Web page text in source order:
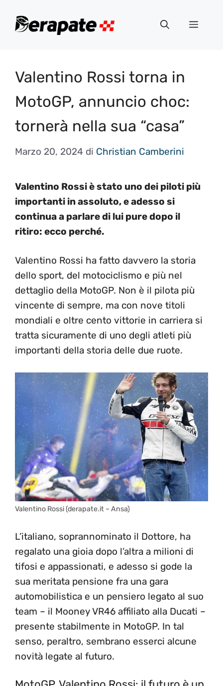
Menu
Valentino Rossi torna in
MotoGP, annuncio choc:
tornerà nella sua “casa”
Marzo 20, 2024 di Christian Camberini
Valentino Rossi è stato uno dei piloti più
importanti in assoluto, e adesso si
continua a parlare di lui pure dopo il
ritiro: ecco perché.
Valentino Rossi ha fatto davvero la storia
dello sport, del motociclismo e più nel
dettaglio della MotoGP. Non è il pilota più
vincente di sempre, ma con nove titoli
mondiali e oltre cento vittorie in carriera si
tratta sicuramente di uno degli atleti più
importanti della storia delle due ruote.
Valentino Rossi (derapate.it – Ansa)
L’italiano, soprannominato il Dottore, ha
regalato una gioia dopo l’altra a milioni di
tifosi e appassionati, e adesso si gode la
sua meritata pensione fra una gara
automobilistica e un pensiero legato al suo
team – il Mooney VR46 affiliato alla Ducati –
presente stabilmente in MotoGP. In tal
senso, peraltro, sembrano esserci alcune
novità legate al futuro.